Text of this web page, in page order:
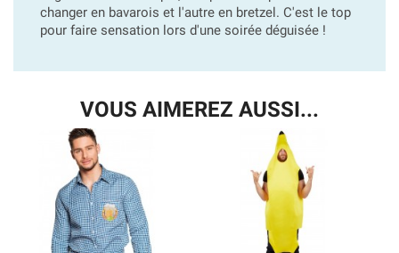
changer en bavarois et l'autre en bretzel. C'est le top
pour faire sensation lors d'une soirée déguisée !
VOUS AIMEREZ AUSSI...